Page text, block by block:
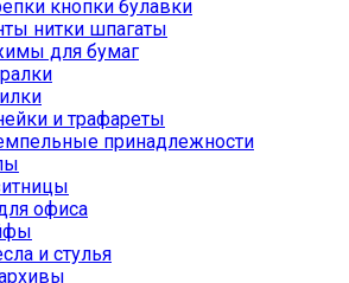
кнопки булавки
нитки шпагаты
для бумаг
и трафареты
принадлежности
офиса
и стулья